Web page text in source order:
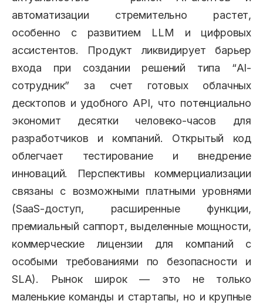
автоматизации стремительно растет,
особенно с развитием LLM и цифровых
ассистентов. Продукт ликвидирует барьер
входа при создании решений типа “AI-
сотрудник” за счет готовых облачных
десктопов и удобного API, что потенциально
экономит десятки человеко-часов для
разработчиков и компаний. Открытый код
облегчает тестирование и внедрение
инноваций. Перспективы коммерциализации
связаны с возможными платными уровнями
(SaaS-доступ, расширенные функции,
премиальный саппорт, выделенные мощности,
коммерческие лицензии для компаний с
особыми требованиями по безопасности и
SLA). Рынок широк — это не только
маленькие команды и стартапы, но и крупные